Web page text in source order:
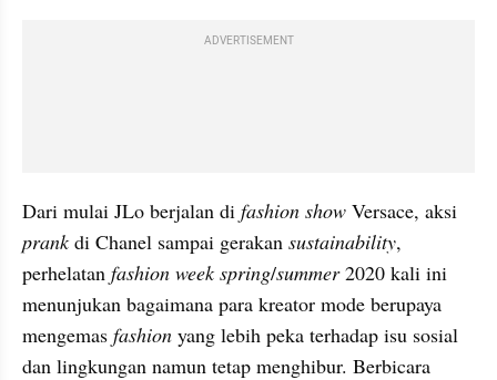
ADVERTISEMENT
Dari mulai JLo berjalan di fashion show
prank di Chanel sampai gerakan sustainability,
perhelatan fashion week spring/summer 2020 kali ini
menunjukan bagaimana para kreator mode berupaya
mengemas fashion yang lebih peka terhadap isu sosial
dan lingkungan namun tetap menghibur. Berbicara